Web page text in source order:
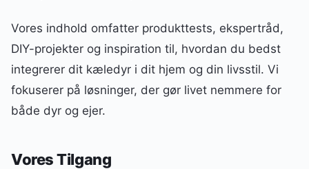
Vores indhold omfatter produkttests, ekspertråd,
DIY-projekter og inspiration til, hvordan du bedst
integrerer dit kæledyr i dit hjem og din livsstil. Vi
fokuserer på løsninger, der gør livet nemmere for
både dyr og ejer.
Vores Tilgang